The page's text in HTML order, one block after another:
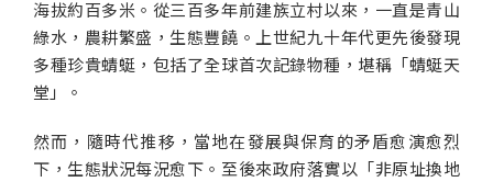
海拔約百多米。從三百多年前建族立村以來，一直是青山
綠水，農耕繁盛，生態豐饒。上世紀九十年代更先後發現
多種珍貴蜻蜓，包括了全球首次記錄物種，堪稱「蜻蜓天
堂」。
然而，隨時代推移，當地在發展與保育的矛盾愈演愈烈
下，生態狀況每況愈下。至後來政府落實以「非原址換地